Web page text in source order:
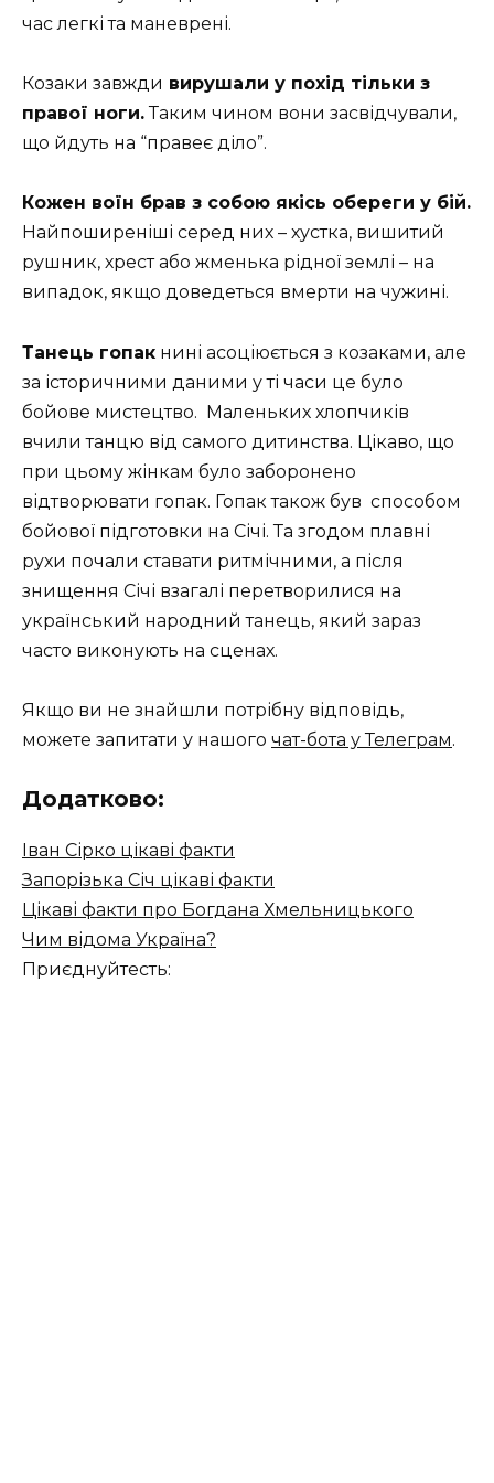
час легкі та маневрені.
Козаки завжди вирушали у похід тільки з
правої ноги.Таким чином вони засвідчували,
що йдуть на “правеє діло”.
Кожен воїн брав з собою якісь обереги у бій.
Найпоширеніші серед них – хустка, вишитий
рушник, хрест або жменька рідної землі – на
випадок, якщо доведеться вмерти на чужині.
Танець гопак нині асоціюється з козаками, але
за історичними даними у ті часи це було
бойове мистецтво. Маленьких хлопчиків
вчили танцю від самого дитинства. Цікаво, що
при цьому жінкам було заборонено
відтворювати гопак. Гопак також був способом
бойової підготовки на Січі. Та згодом плавні
рухи почали ставати ритмічними, а після
знищення Січі взагалі перетворилися на
український народний танець, який зараз
часто виконують на сценах.
Якщо ви не знайшли потрібну відповідь,
можете запитати у нашого чат-бота у Телеграм.
Додатково:
Іван Сірко цікаві факти
Запорізька Січ цікаві факти
Цікаві факти про Богдана Хмельницького
Чим відома Україна?
Приєднуйтесть: